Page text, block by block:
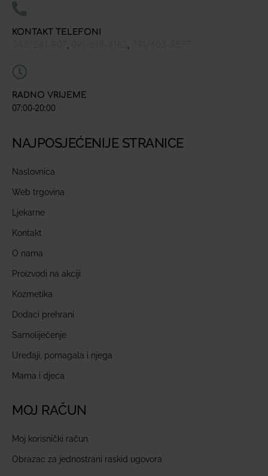
KONTAKT TELEFONI
RADNO VRIJEME
07:00-20:00
NAJPOSJEĆENIJE STRANICE
Naslovnica
Web trgovina
Ljekarne
Kontakt
O nama
Proizvodi na akciji
Kozmetika
Dodaci prehrani
Samoliječenje
Uređaji, pomagala i njega
Mama i djeca
MOJ RAČUN
Moj korisnički račun
Obrazac za jednostrani raskid ugovora